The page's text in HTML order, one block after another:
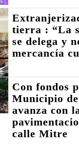
tierra : “La
se delega y
mercancía
Con fondos
Municipio
avanza con
calle Mitre